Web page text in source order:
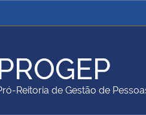
Ministério da Justiça e
Ministério da Educação
Reitoria de Gestão de